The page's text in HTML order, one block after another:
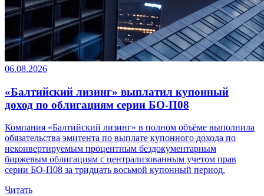
06.08.2026
«Балтийский лизинг» выплатил купонный
доход по облигациям серии БО-П08
Компания «Балтийский лизинг» в полном объёме выполнила
обязательства эмитента по выплате купонного дохода по
неконвертируемым процентным бездокументарным
биржевым облигациям с централизованным учетом прав
серии БО-П08 за тридцать восьмой купонный период.
Читать